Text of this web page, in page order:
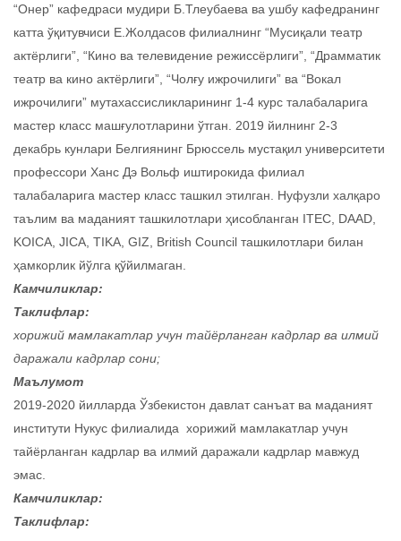
“Онер” кафедраси мудири Б.Тлеубаева ва ушбу кафедранинг
катта ўқитувчиси Е.Жолдасов филиалнинг “Мусиқали театр
актёрлиги”, “Кино ва телевидение режиссёрлиги”, “Драмматик
театр ва кино актёрлиги”, “Чолғу ижрочилиги” ва “Вокал
ижрочилиги” мутахассисликларининг 1-4 курс талабаларига
мастер класс машғулотларини ўтган. 2019 йилнинг 2-3
декабрь кунлари Белгиянинг Брюссель мустақил университети
профессори Ханс Дэ Вольф иштирокида филиал
талабаларига мастер класс ташкил этилган. Нуфузли халқаро
таълим ва маданият ташкилотлари ҳисобланган ITEC, DAAD,
KOICA, JICA, TIKA, GIZ, British Council ташкилотлари билан
ҳамкорлик йўлга қўйилмаган.
Камчиликлар:
Таклифлар:
хорижий мамлакатлар учун тайёрланган кадрлар ва илмий
даражали кадрлар сони;
Маълумот
2019-2020 йилларда Ўзбекистон давлат санъат ва маданият
институти Нукус филиалида хорижий мамлакатлар учун
тайёрланган кадрлар ва илмий даражали кадрлар мавжуд
эмас.
Камчиликлар:
Таклифлар: